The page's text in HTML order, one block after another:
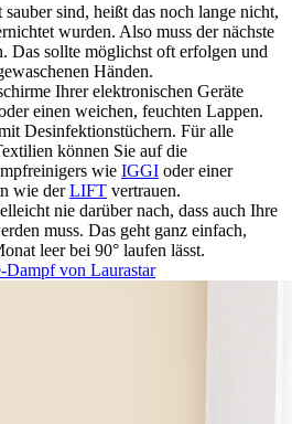
sind, heißt das noch lange nicht,
wurden. Also muss der nächste
Das sollte möglichst oft erfolgen und
Händen.
Ihrer elektronischen Geräte
einen weichen, feuchten Lappen.
Desinfektionstüchern. Für alle
können Sie auf die
wie IGGI oder einer
wie derLIFT vertrauen.
nie darüber nach, dass auch Ihre
muss. Das geht ganz einfach,
leer bei 90° laufen lässt.
Dampf von Laurastar